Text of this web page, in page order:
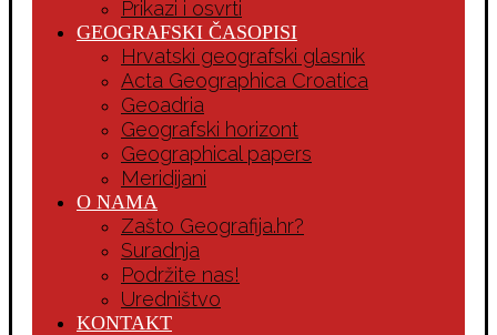
Prikazi i osvrti
GEOGRAFSKI ČASOPISI
Hrvatski geografski glasnik
Acta Geographica Croatica
Geoadria
Geografski horizont
Geographical papers
Meridijani
O NAMA
Zašto Geografija.hr?
Suradnja
Podržite nas!
Uredništvo
KONTAKT